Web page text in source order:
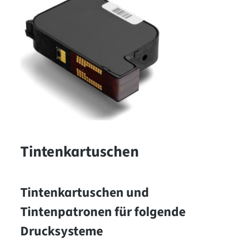
Tintenkartuschen
Tintenkartuschen und
Tintenpatronen für folgende
Drucksysteme